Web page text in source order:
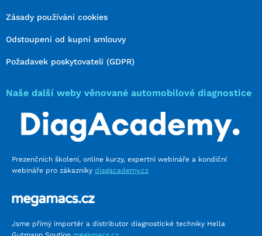
Zásady používání cookies
Odstoupení od kupní smlouvy
Požadavek poskytovateli (GDPR)
Naše další weby věnované automobilové diagnostice
Prezenčních školení, online kurzy, expertní webináře a kondiční
webináře pro zákazníky diagacademy.cz
Jsme přímý importér a distributor diagnostické techniky Hella